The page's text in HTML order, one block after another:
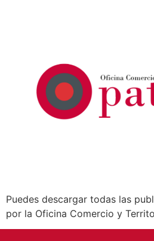
Puedes descargar todas las
por la Oficina Comercio y